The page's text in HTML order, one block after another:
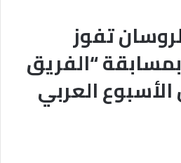
تفوز
بمسابقة “الفريق
العربي